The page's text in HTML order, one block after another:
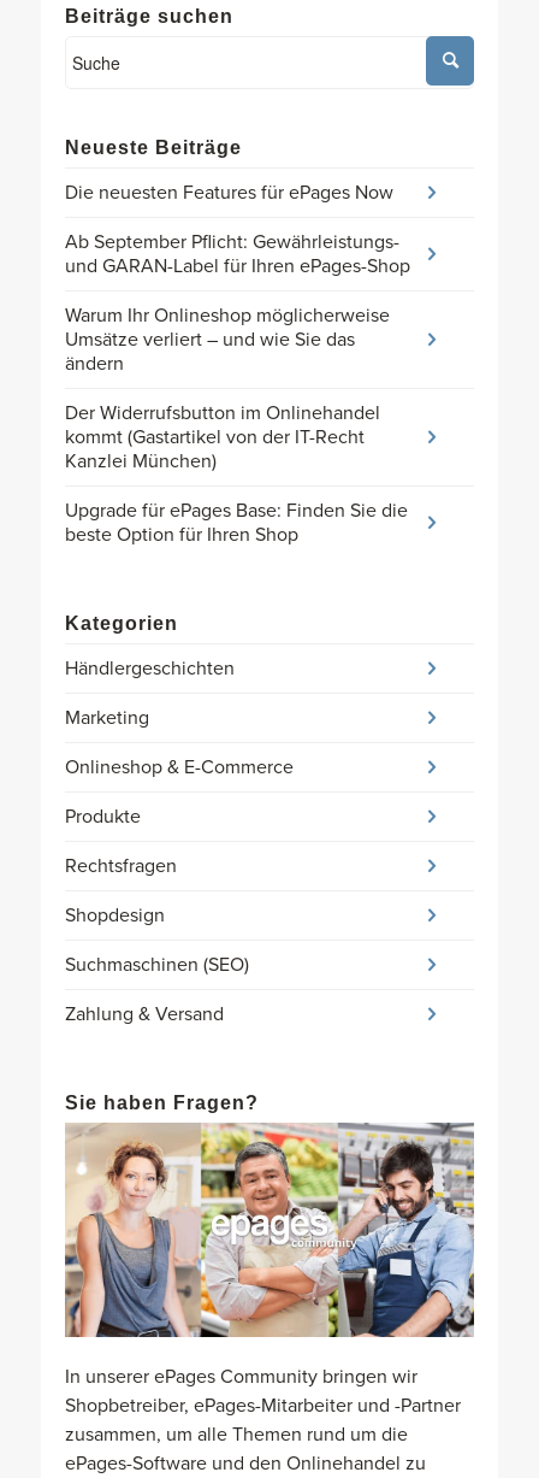
Beiträge suchen
Neueste Beiträge
Die neuesten Features für ePages Now
Ab September Pflicht: Gewährleistungs-
und GARAN-Label für Ihren ePages-Shop
Warum Ihr Onlineshop möglicherweise
Umsätze verliert – und wie Sie das
ändern
Der Widerrufsbutton im Onlinehandel
kommt (Gastartikel von der IT-Recht
Kanzlei München)
Upgrade für ePages Base: Finden Sie die
beste Option für Ihren Shop
Kategorien
Händlergeschichten
Marketing
Onlineshop & E-Commerce
Produkte
Rechtsfragen
Shopdesign
Suchmaschinen (SEO)
Zahlung & Versand
Sie haben Fragen?
In unserer ePages Community bringen wir
Shopbetreiber, ePages-Mitarbeiter und -Partner
zusammen, um alle Themen rund um die
ePages-Software und den Onlinehandel zu